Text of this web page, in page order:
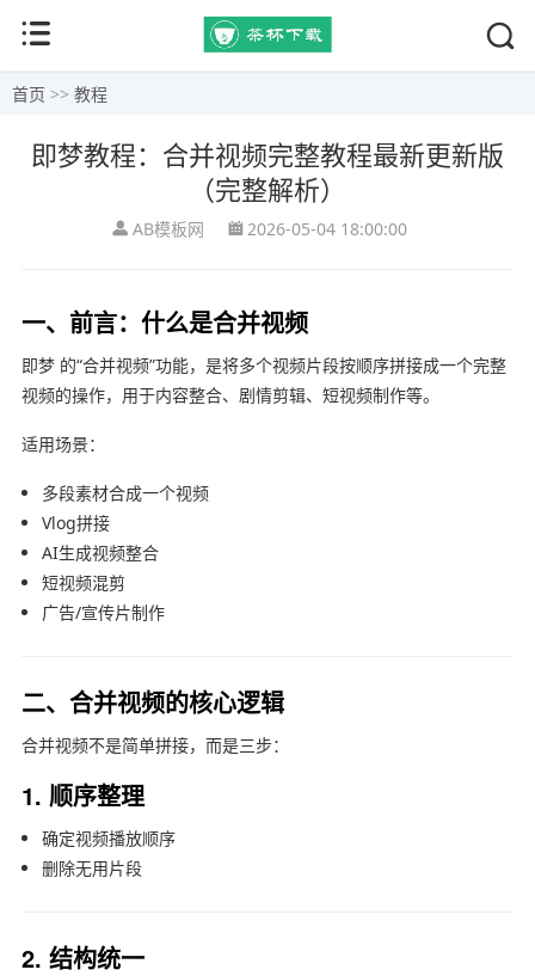
首页 >> 教程
即梦教程：合并视频完整教程最新更新版
（完整解析）
AB模板网 2026-05-04 18:00:00
一、前言：什么是合并视频
即梦的“合并视频”功能，是将多个视频片段按顺序拼接成一个完整
视频的操作，用于内容整合、剧情剪辑、短视频制作等。
适用场景：
多段素材合成一个视频
Vlog拼接
AI生成视频整合
短视频混剪
广告/宣传片制作
二、合并视频的核心逻辑
合并视频不是简单拼接，而是三步：
1. 顺序整理
确定视频播放顺序
删除无用片段
2. 结构统一